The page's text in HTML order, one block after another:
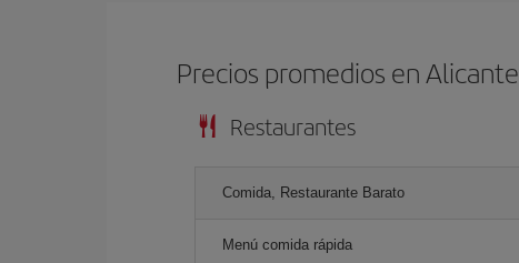
Precios promedios en Alicante
Restaurantes
Comida, Restaurante Barato
Menú comida rápida